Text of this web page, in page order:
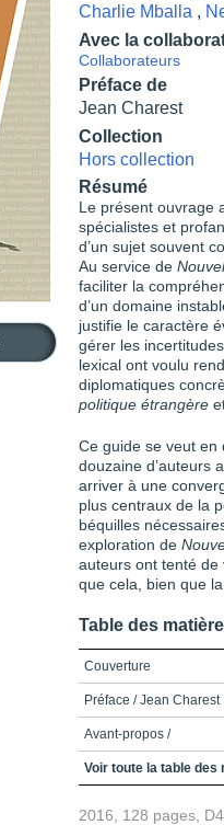
Charlie Mballa ,
Avec la
Collaborateurs
Préface de
Jean Charest
Collection
Hors collection
Résumé
Le présent ouvrage
spécialistes et
d’un sujet souvent
Au service de
faciliter la
d’un domaine
justifie le caractère
gérer les
lexical ont voulu
diplomatiques
politique étrangère
Ce guide se veut en
douzaine d’auteurs
arriver à une
plus centraux de la
béquilles
explo­ration de
auteurs ont tenté de
que cela, bien que
Table des
Couverture
Préface / Jean Charest
Avant-propos /
Table des matières
Voir toute la table des
2016, 128 pages,